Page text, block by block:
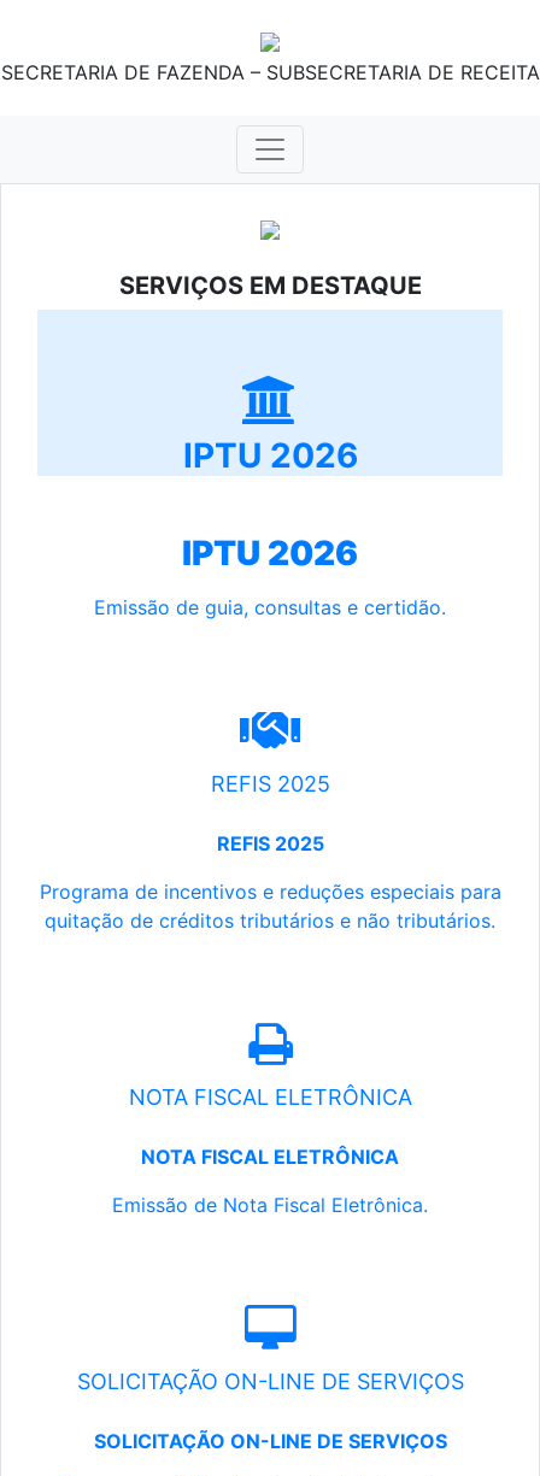
SECRETARIA DE FAZENDA – SUBSECRETARIA DE RECEITA
SERVIÇOS EM DESTAQUE
IPTU 2026
IPTU 2026
Emissão de guia, consultas e certidão.
REFIS 2025
REFIS 2025
Programa de incentivos e reduções especiais para
quitação de créditos tributários e não tributários.
NOTA FISCAL ELETRÔNICA
NOTA FISCAL ELETRÔNICA
Emissão de Nota Fiscal Eletrônica.
SOLICITAÇÃO ON-LINE DE SERVIÇOS
SOLICITAÇÃO ON-LINE DE SERVIÇOS